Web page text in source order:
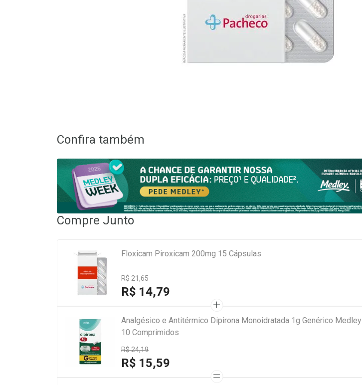
Confira também
Compre Junto
Floxicam Piroxicam 200mg 15 Cápsulas
R$ 21,65
R$ 14,79
Analgésico e Antitérmico Dipirona Monoidratada 1g Genérico Medley
10 Comprimidos
R$ 24,19
R$ 15,59